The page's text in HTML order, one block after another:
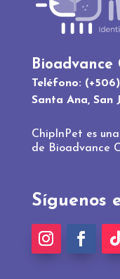
Bioadvance
Teléfono:
Santa Ana, San
ChipInPet es
de Bioadvance
Síguenos